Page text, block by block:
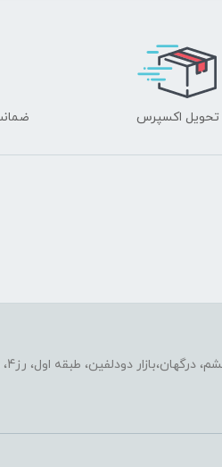
تحویل اکسپرس
دودلفين، طبقه اول، رز4، پلاك2206